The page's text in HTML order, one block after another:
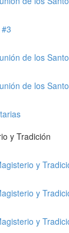
de los
de los
y Tradición
y
y
y